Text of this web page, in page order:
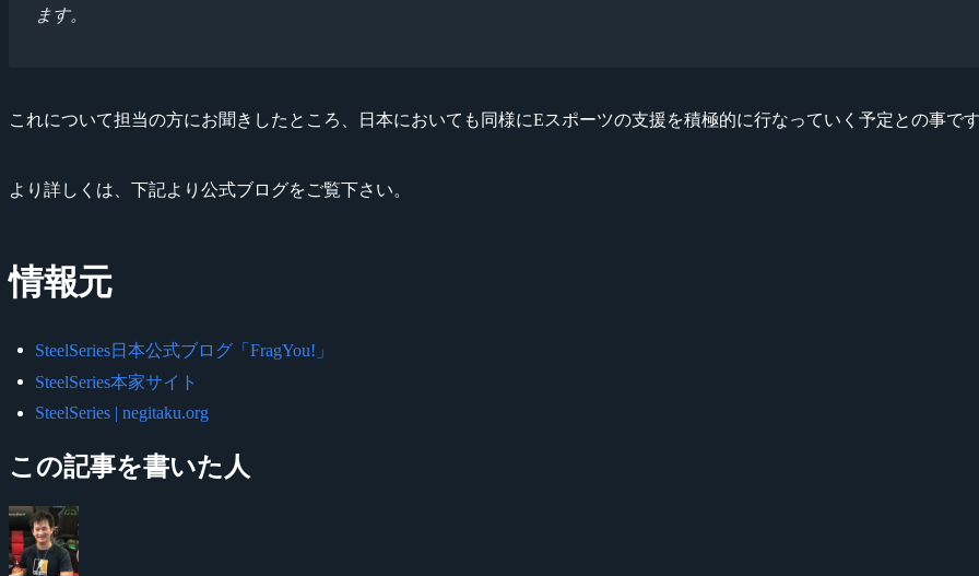
ます。
これについて担当の方にお聞きしたところ、日本においても同様にEスポーツの支援を積極的に行なっていく予定との事です
より詳しくは、下記より公式ブログをご覧下さい。
情報元
SteelSeries日本公式ブログ「FragYou!」
SteelSeries本家サイト
SteelSeries | negitaku.org
この記事を書いた人